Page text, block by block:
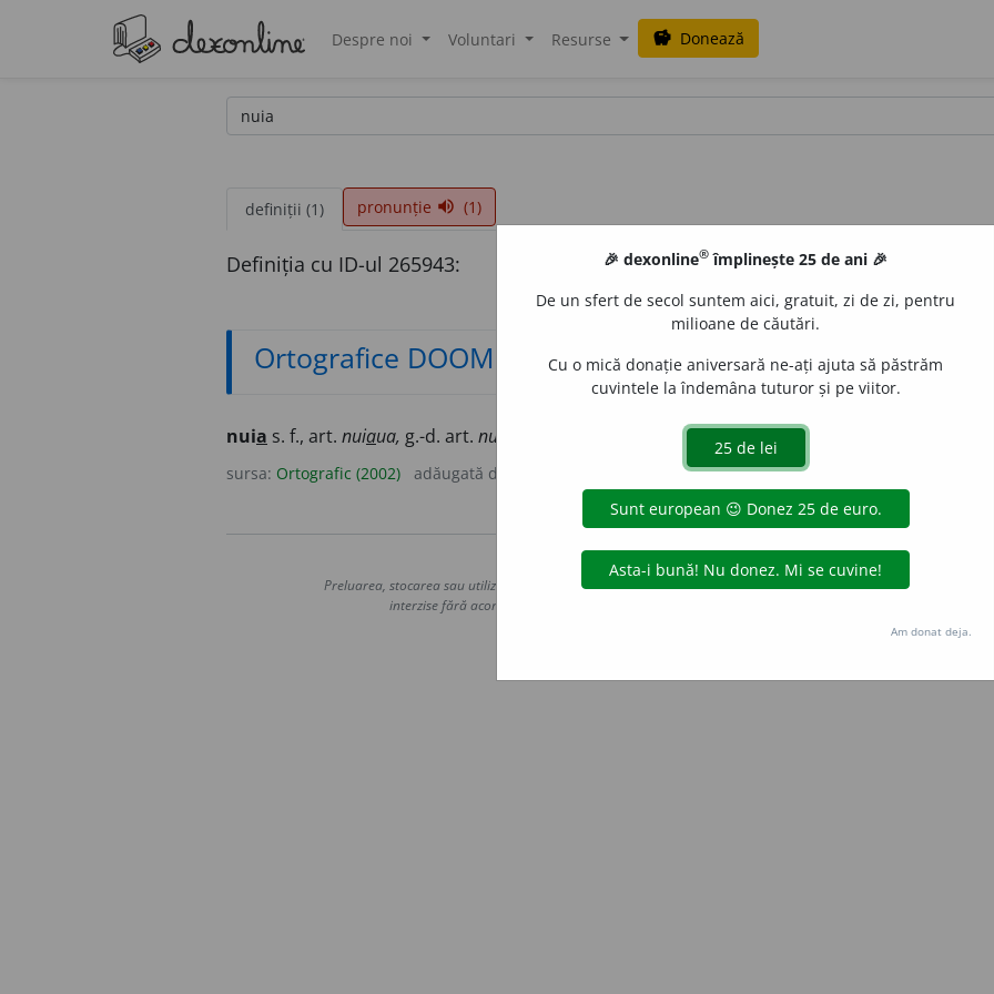
Despre noi Voluntari Resurse savings Donează
definiții (1) pronunție volume_up (1)
Definiția cu ID-ul 265943:
Ortografice DOOM
nuia s. f., art. nuiaua, g.-d. art. nui
sursa: Ortografic (2002) adăugată de
Copyright © 2004-2026 dexonline (https://dexonline.ro)
Preluarea, stocarea sau utilizarea datelor de pe acest site, inclusiv prin orice metode de extragere automată
interzise fără acordul nostru prealabil scris, cu excepția seturilor de date oferite oficial spre utilizare
Hosterion
🎉 dexonline® împlinește 25 de ani 🎉
De un sfert de secol suntem aici, gratuit, zi de zi, pentru
milioane de căutări.
Cu o mică donație aniversară ne-ați ajuta să păstrăm
cuvintele la îndemâna tuturor și pe viitor.
Am donat deja.